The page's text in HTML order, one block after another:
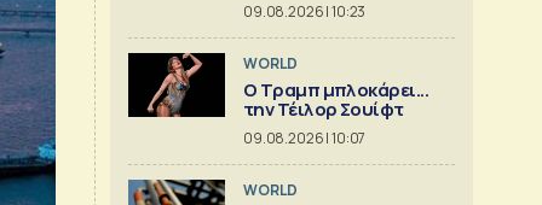
09.08.2026 | 10:23
WORLD
Ο Τραμπ μπλοκάρει...
την Τέιλορ Σουίφτ
09.08.2026 | 10:07
WORLD